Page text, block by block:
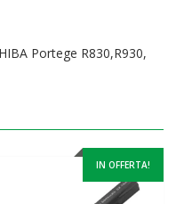
Portege R830,R930,
IN OFFERTA!